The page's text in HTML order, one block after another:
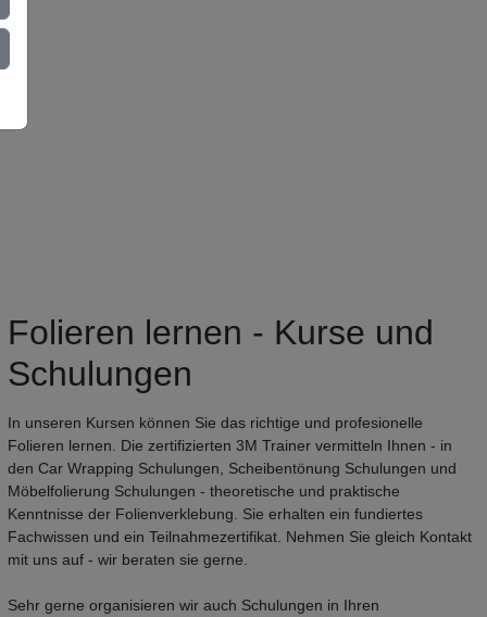
Folieren lernen - Kurse und
Schulungen
In unseren Kursen können Sie das richtige und profesionelle
Folieren lernen. Die zertifizierten 3M Trainer vermitteln Ihnen - in
den Car Wrapping Schulungen, Scheibentönung Schulungen und
Möbelfolierung Schulungen - theoretische und praktische
Kenntnisse der Folienverklebung. Sie erhalten ein fundiertes
Fachwissen und ein Teilnahmezertifikat. Nehmen Sie gleich Kontakt
mit uns auf - wir beraten sie gerne.
Sehr gerne organisieren wir auch Schulungen in Ihren